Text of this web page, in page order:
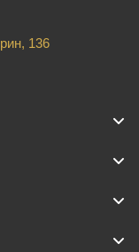
136